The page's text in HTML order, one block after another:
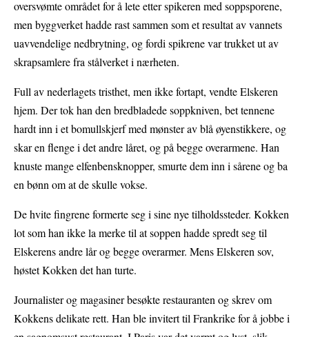
oversvømte området for å lete etter spikeren med soppsporene,
men byggverket hadde rast sammen som et resultat av vannets
uavvendelige nedbrytning, og fordi spikrene var trukket ut av
skrapsamlere fra stålverket i nærheten.
Full av nederlagets tristhet, men ikke fortapt, vendte Elskeren
hjem. Der tok han den bredbladede soppkniven, bet tennene
hardt inn i et bomullskjerf med mønster av blå øyenstikkere, og
skar en flenge i det andre låret, og på begge overarmene. Han
knuste mange elfenbensknopper, smurte dem inn i sårene og ba
en bønn om at de skulle vokse.
De hvite fingrene formerte seg i sine nye tilholdssteder. Kokken
lot som han ikke la merke til at soppen hadde spredt seg til
Elskerens andre lår og begge overarmer. Mens Elskeren sov,
høstet Kokken det han turte.
Journalister og magasiner besøkte restauranten og skrev om
Kokkens delikate rett. Han ble invitert til Frankrike for å jobbe i